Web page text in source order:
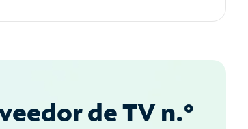
de TV n.°